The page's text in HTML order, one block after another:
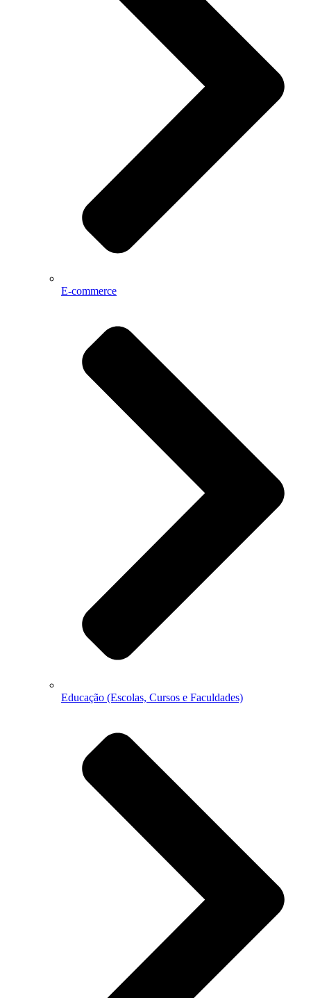
E-commerce
Educação (Escolas, Cursos e Faculdades)